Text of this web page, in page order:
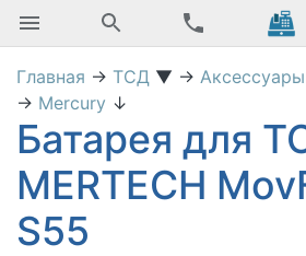
Главная → ТСД ▼ →
→ Mercury ↓
Батарея для
MERTECH
S55